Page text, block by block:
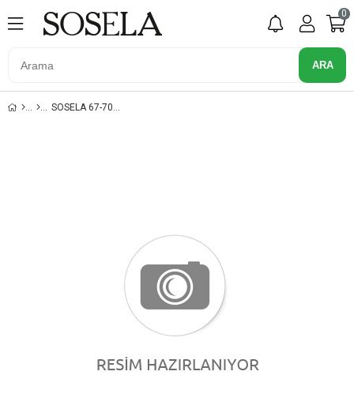
0
SOSELA 67-7070 MAVI